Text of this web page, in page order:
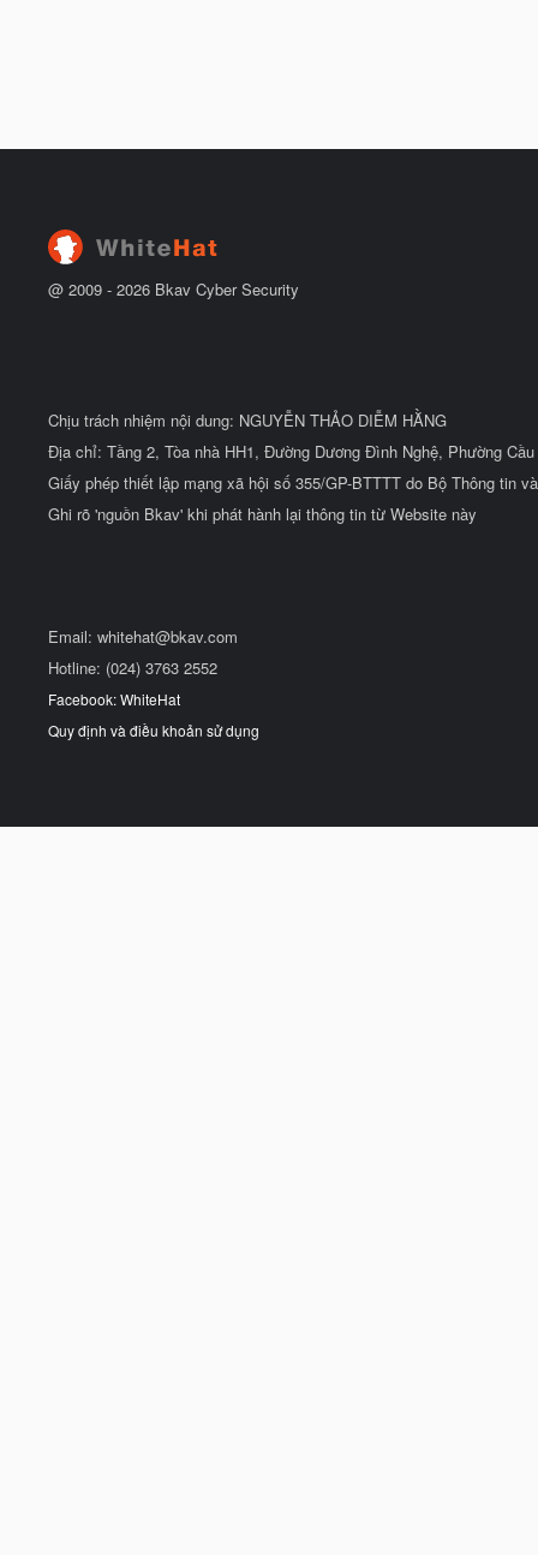
@ 2009 - 2026 Bkav Cyber Security
Chịu trách nhiệm nội dung: NGUYỄN THẢO DIỄM HẰNG
Địa chỉ: Tầng 2, Tòa nhà HH1, Đường Dương Đình Nghệ, Phường
Giấy phép thiết lập mạng xã hội số 355/GP-BTTTT do Bộ Thông tin
Ghi rõ 'nguồn Bkav' khi phát hành lại thông tin từ Website này
Email: whitehat@bkav.com
Hotline: (024) 3763 2552
Facebook: WhiteHat
Quy định và điều khoản sử dụng